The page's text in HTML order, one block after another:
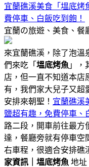
宜蘭礁溪美食「塭底烤
費停車、白飯吃到飽！
宜蘭の旅遊、美食、餐
來宜蘭礁溪，除了泡溫
們來吃「 塭底烤魚 」，
店，但一直不知道本店
有，我們家大兒子又超
安排來朝聖！ 宜蘭礁溪
鹽超有趣，免費停車、
路二段，開車前往最方
達，餐廳旁就有停車空
右車程，很適合安排礁
家資訊｜塭底烤魚 地址